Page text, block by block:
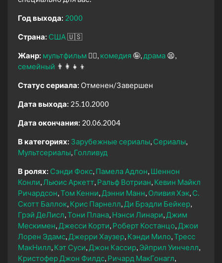
Год выхода: 2000
Страна: США🇺🇸
Жанр: мультфильм 🧚‍♀️ комедия 🤪 драма 😫
семейный 👨‍👩‍👧‍👦
Статус сериала: Отменен/Завершен
Дата выхода: 25.10.2000
Дата окончания: 20.06.2004
В категориях: Зарубежные сериалы Сериалы
Мультсериалы Голливуд
В ролях: Сэнди Фокс Памела Адлон Шеннон
Конли Льюис Аркетт Ральф Вотриан Кевин Майкл
Ричардсон Том Кенни Дэнни Манн Оливия Хэк С.
Скотт Баллок Крис Парнелл Ди Брэдли Бейкер
Грэй ДеЛисл Тони Плана Нэнси Линари Джим
Мескимен Джесси Корти Роберт Костанцо Джои
Лорен Эдамс Джерри Хаузер Кэнди Мило Тресс
МакНилл Кэт Суси Джон Кассир Эйприл Уинчелл
Кристофер Джон Филдс Ричард МакГонагл